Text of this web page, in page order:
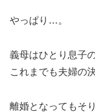
やっぱり…。
義母はひとり息子
これまでも夫婦の
離婚となってもそ